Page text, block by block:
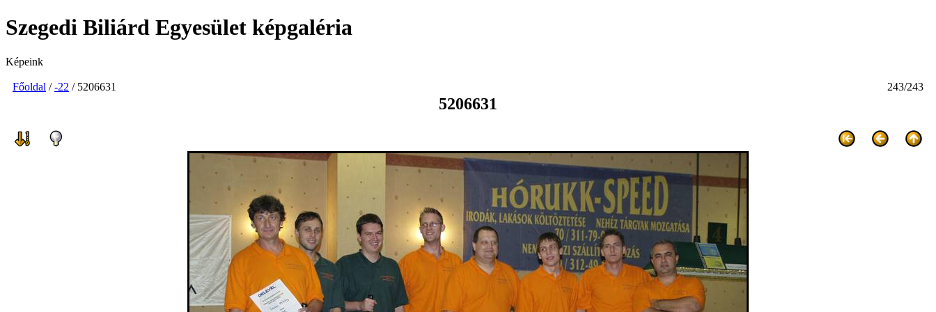
Szegedi Biliárd Egyesület képgaléria
Képeink
Főoldal /-22 / 5206631 243/243
5206631